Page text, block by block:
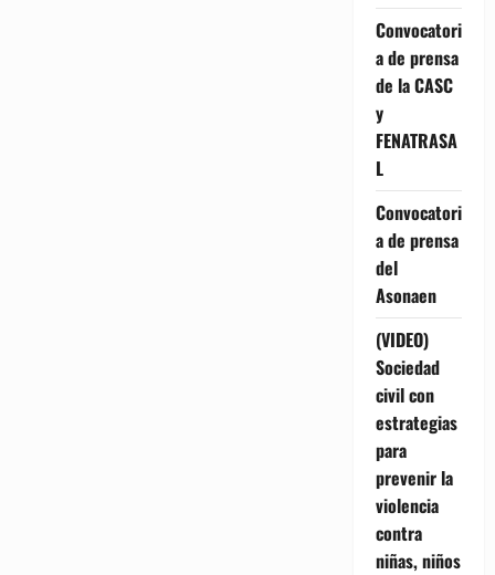
Convocatori
a de prensa
de la CASC
y
FENATRASA
L
Convocatori
a de prensa
del
Asonaen
(VIDEO)
Sociedad
civil con
estrategias
para
prevenir la
violencia
contra
niñas, niños